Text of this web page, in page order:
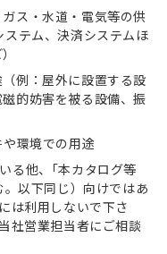
ス・水道・電気等の供
テム、決済システムほ
例：屋外に設置する設
的妨害を被る設備、振
環境での用途
る他、｢本カタログ等
以下同じ）向けではあ
は利用しないで下さ
社営業担当者にご相談